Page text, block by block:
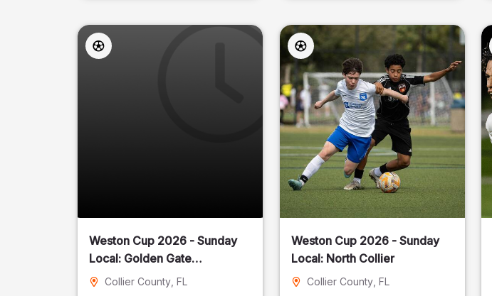
Weston Cup 2026 - Sunday
Local: Golden Gate
Community Park
Collier County , FL
Weston Cup 2026 - Sunday
Local: North Collier
Collier County, FL